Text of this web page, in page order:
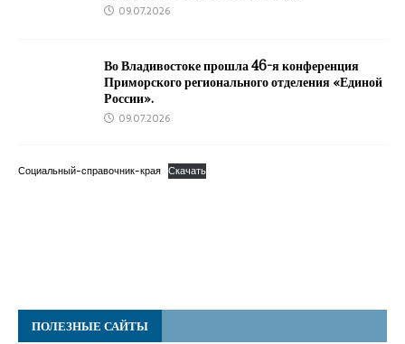
09.07.2026
Во Владивостоке прошла 46-я конференция
Приморского регионального отделения «Единой
России».
09.07.2026
Социальный-справочник-края Скачать
ПОЛЕЗНЫЕ САЙТЫ